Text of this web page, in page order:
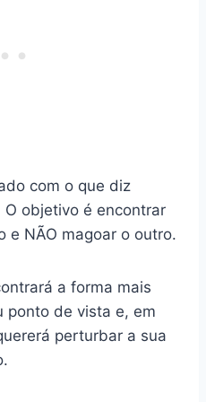
com o que diz
objetivo é encontrar
e NÃO magoar o outro.
a forma mais
ponto de vista e, em
perturbar a sua